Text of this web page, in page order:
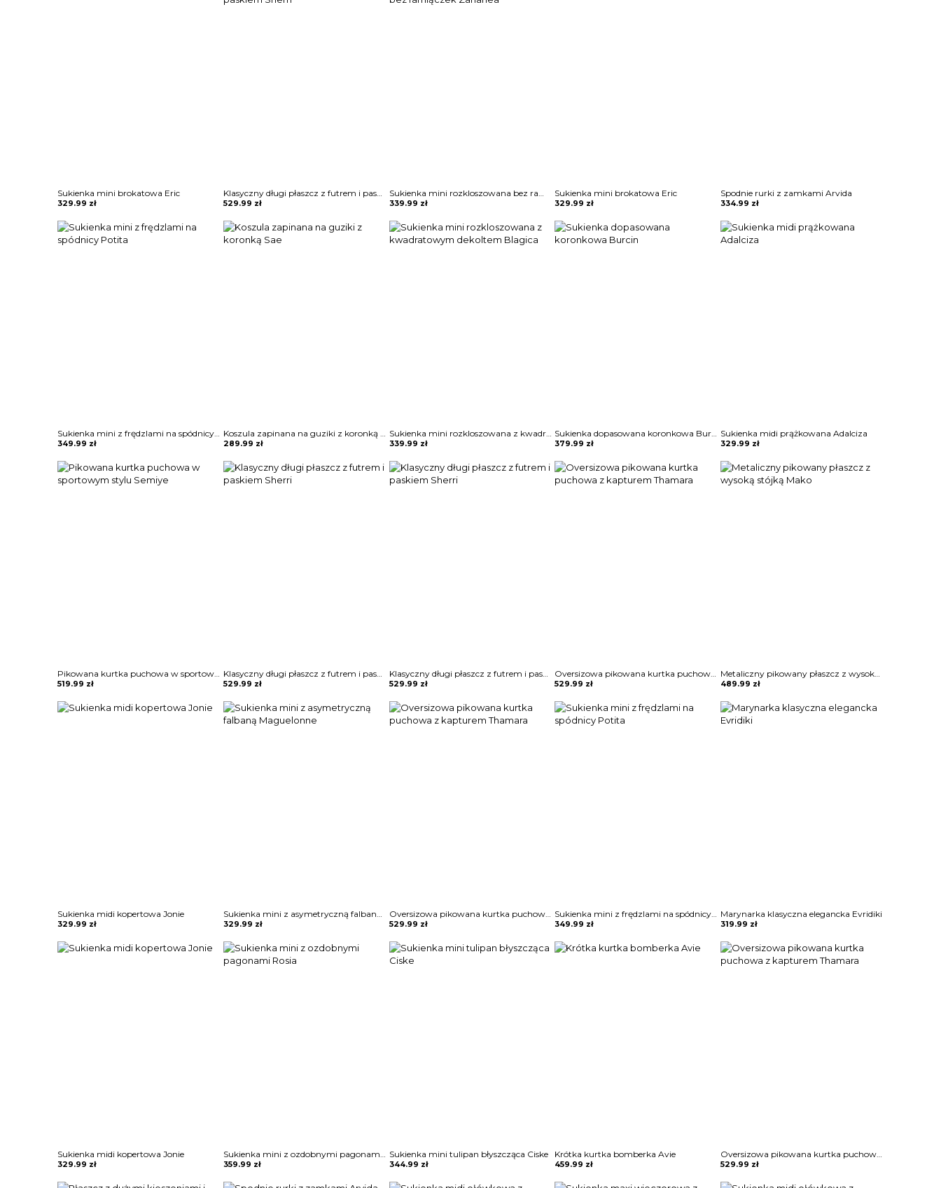
Sukienka mini brokatowa Eric
329.99 zł
Klasyczny długi płaszcz z futrem i paskiem Sherri
529.99 zł 339.99 zł
Sukienka mini brokatowa Eric
329.99 zł
Spodnie rurki z zamkami Arvida
334.99 zł
349.99 zł 289.99 zł
Sukienka mini rozkloszowana z kwadratowym dekoltem Blagica
339.99 zł 379.99 zł
Sukienka midi prążkowana Adalciza
329.99 zł
519.99 zł
Klasyczny długi płaszcz z futrem i paskiem Sherri
529.99 zł
Klasyczny długi płaszcz z futrem i paskiem Sherri
529.99 zł 529.99 zł 489.99 zł
Sukienka midi kopertowa Jonie
329.99 zł 329.99 zł
Oversizowa pikowana kurtka puchowa z kapturem Thamara
529.99 zł 349.99 zł
Marynarka klasyczna elegancka Evridiki
319.99 zł
Sukienka midi kopertowa Jonie
329.99 zł 359.99 zł
Sukienka mini tulipan błyszcząca Ciske
344.99 zł
Krótka kurtka bomberka Avie
459.99 zł 529.99 zł